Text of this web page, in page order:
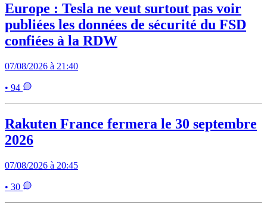
Europe : Tesla ne veut surtout pas voir
publiées les données de sécurité du FSD
confiées à la RDW
07/08/2026 à 21:40
• 94
Rakuten France fermera le 30 septembre
2026
07/08/2026 à 20:45
• 30